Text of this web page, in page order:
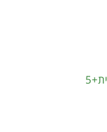
בסט מכשיר גילוח רב פעמי אלוורה ידית+5